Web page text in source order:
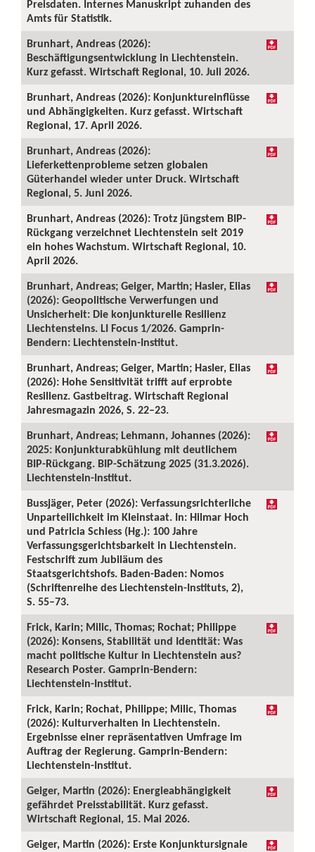
Preisdaten. Internes Manuskript zuhanden des
Amts für Statistik.
Brunhart, Andreas (2026):
Beschäftigungsentwicklung in Liechtenstein.
Kurz gefasst. Wirtschaft Regional, 10. Juli 2026.
Brunhart, Andreas (2026): Konjunktureinflüsse
und Abhängigkeiten. Kurz gefasst. Wirtschaft
Regional, 17. April 2026.
Brunhart, Andreas (2026):
Lieferkettenprobleme setzen globalen
Güterhandel wieder unter Druck. Wirtschaft
Regional, 5. Juni 2026.
Brunhart, Andreas (2026): Trotz jüngstem BIP-
Rückgang verzeichnet Liechtenstein seit 2019
ein hohes Wachstum. Wirtschaft Regional, 10.
April 2026.
Brunhart, Andreas; Geiger, Martin; Hasler, Elias
(2026): Geopolitische Verwerfungen und
Unsicherheit: Die konjunkturelle Resilienz
Liechtensteins. LI Focus 1/2026. Gamprin-
Bendern: Liechtenstein-Institut.
Brunhart, Andreas; Geiger, Martin; Hasler, Elias
(2026): Hohe Sensitivität trifft auf erprobte
Resilienz. Gastbeitrag. Wirtschaft Regional
Jahresmagazin 2026, S. 22–23.
Brunhart, Andreas; Lehmann, Johannes (2026):
2025: Konjunkturabkühlung mit deutlichem
BIP-Rückgang. BIP-Schätzung 2025 (31.3.2026).
Liechtenstein-Institut.
Bussjäger, Peter (2026): Verfassungsrichterliche
Unparteilichkeit im Kleinstaat. In: Hilmar Hoch
und Patricia Schiess (Hg.): 100 Jahre
Verfassungsgerichtsbarkeit in Liechtenstein.
Festschrift zum Jubiläum des
Staatsgerichtshofs. Baden-Baden: Nomos
(Schriftenreihe des Liechtenstein-Instituts, 2),
S. 55–73.
Frick, Karin; Milic, Thomas; Rochat; Philippe
(2026): Konsens, Stabilität und Identität: Was
macht politische Kultur in Liechtenstein aus?
Research Poster. Gamprin-Bendern:
Liechtenstein-Institut.
Frick, Karin; Rochat, Philippe; Milic, Thomas
(2026): Kulturverhalten in Liechtenstein.
Ergebnisse einer repräsentativen Umfrage im
Auftrag der Regierung. Gamprin-Bendern:
Liechtenstein-Institut.
Geiger, Martin (2026): Energieabhängigkeit
gefährdet Preisstabilität. Kurz gefasst.
Wirtschaft Regional, 15. Mai 2026.
Geiger, Martin (2026): Erste Konjunktursignale